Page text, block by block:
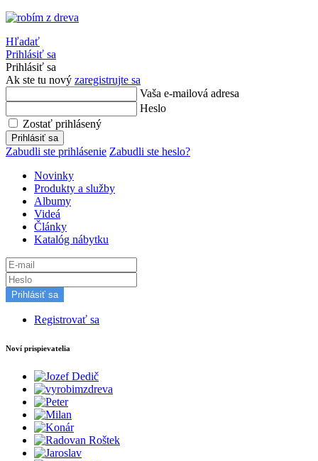
Hľadať
Prihlásiť sa
Prihlásiť sa
Ak ste tu nový zaregistrujte sa
Vaša e-mailová adresa
Heslo
Zostať prihlásený
Prihlásiť sa
Zabudli ste prihlásenie Zabudli ste heslo?
Novinky
Produkty a služby
Albumy
Videá
Články
Katalóg nábytku
Prihlásiť sa
Registrovať sa
Noví prispievatelia